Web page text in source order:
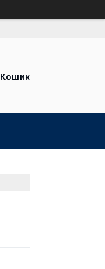
Кошик